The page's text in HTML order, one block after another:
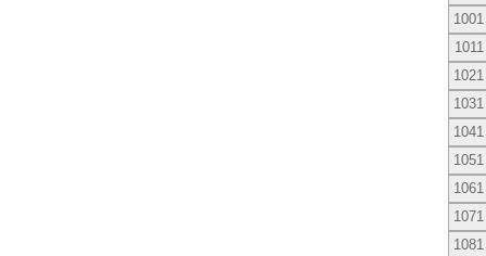
1001
1011
1021
1031
1041
1051
1061
1071
1081